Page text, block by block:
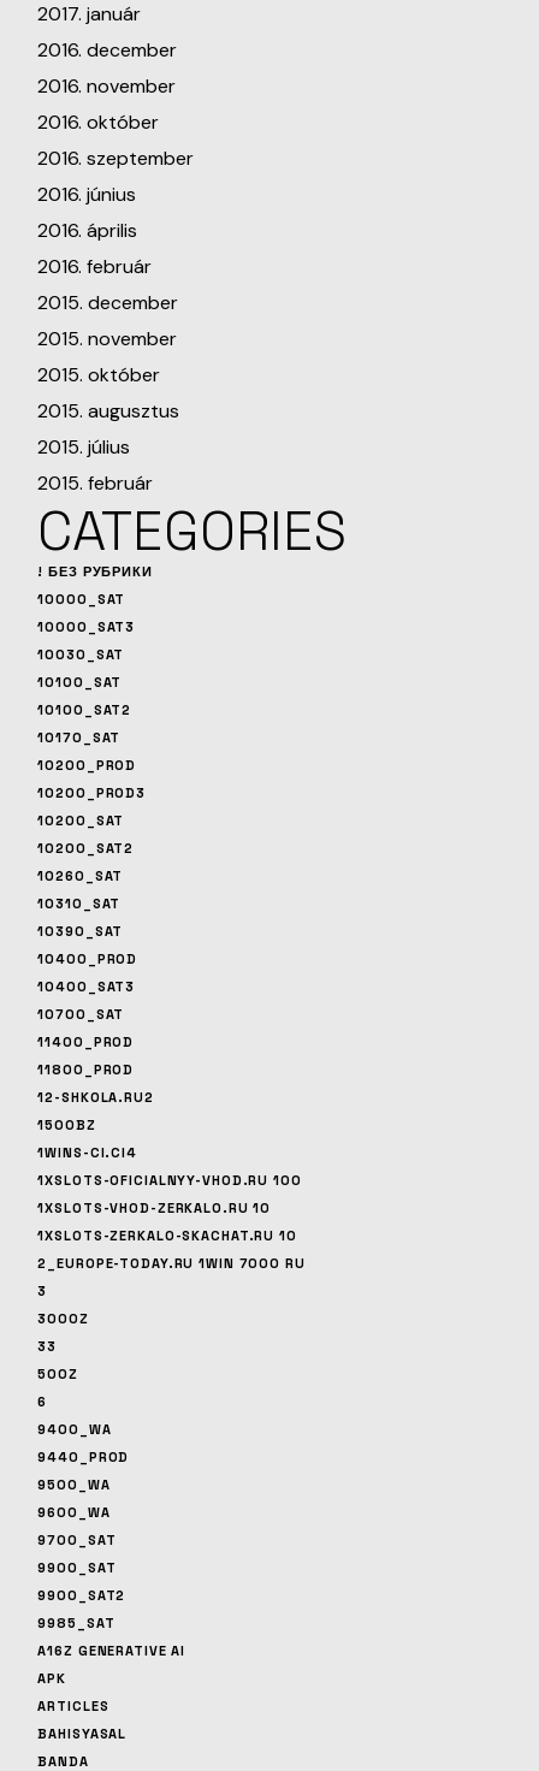
2017. január
2016. december
2016. november
2016. október
2016. szeptember
2016. június
2016. április
2016. február
2015. december
2015. november
2015. október
2015. augusztus
2015. július
2015. február
CATEGORIES
! БЕЗ РУБРИКИ
10000_SAT
10000_SAT3
10030_SAT
10100_SAT
10100_SAT2
10170_SAT
10200_PROD
10200_PROD3
10200_SAT
10200_SAT2
10260_SAT
10310_SAT
10390_SAT
10400_PROD
10400_SAT3
10700_SAT
11400_PROD
11800_PROD
12-SHKOLA.RU2
1500BZ
1WINS-CI.CI4
1XSLOTS-OFICIALNYY-VHOD.RU 100
1XSLOTS-VHOD-ZERKALO.RU 10
1XSLOTS-ZERKALO-SKACHAT.RU 10
2_EUROPE-TODAY.RU 1WIN 7000 RU
3
3000Z
33
500Z
6
9400_WA
9440_PROD
9500_WA
9600_WA
9700_SAT
9900_SAT
9900_SAT2
9985_SAT
A16Z GENERATIVE AI
APK
ARTICLES
BAHISYASAL
BANDA